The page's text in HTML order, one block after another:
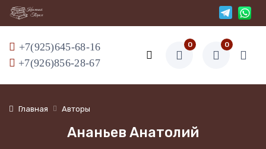
+7(925)645-68-16
+7(926)856-28-67
0 0
Главная Авторы
Ананьев Анатолий